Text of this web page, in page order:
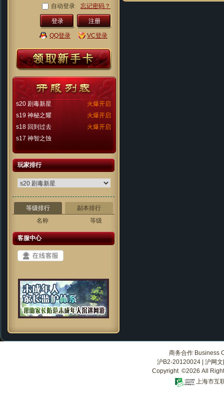
自动登录 忘记密码？
注册
QQ登录 VC登录
火爆开启
s20 剧毒新星
火爆开启
s19 神秘之耀
火爆开启
s18 回到过去
s17 神智之蚀
玩家排行
等级排行
副本排行
名称
等级
客服中心
商务合作 Business
沪B2-20120024
沪网
Copyright ©2026 All
上海市互